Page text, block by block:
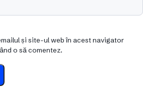
și site-ul web în acest navigator
o să comentez.